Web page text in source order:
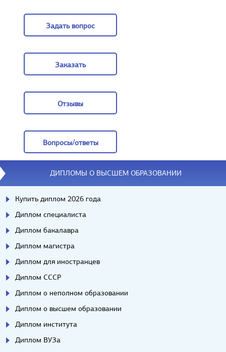
Задать вопрос
Заказать
Отзывы
Вопросы/ответы
Вопросы/ответы
ДИПЛОМЫ О ВЫСШЕМ ОБРАЗОВАНИИ
Купить диплом 2026 года
Диплом специалиста
Диплом бакалавра
Диплом магистра
Диплом для иностранцев
Диплом СССР
Диплом о неполном образовании
Диплом о высшем образовании
Диплом института
Диплом ВУЗа